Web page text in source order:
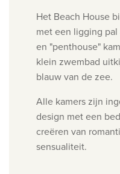
Het Beach House
met een ligging
en "penthouse"
klein zwembad
blauw van de zee.
Alle kamers zijn
design met een
creëren van
sensualiteit.